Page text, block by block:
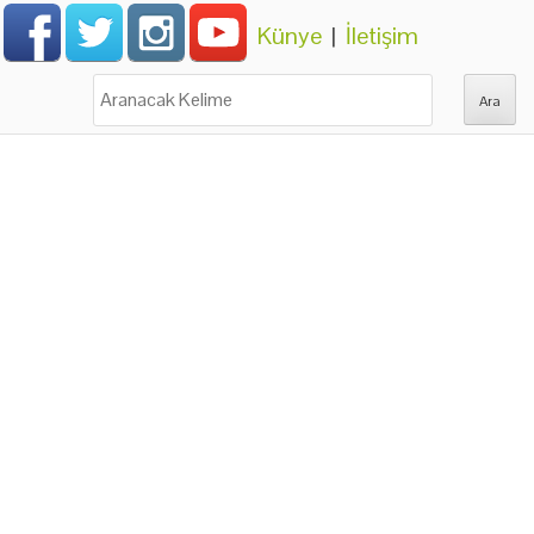
Künye | İletişim